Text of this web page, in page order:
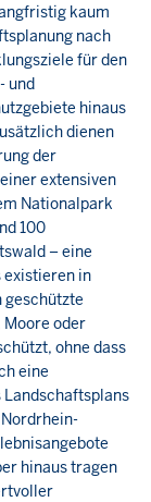
kaum
nach
für den
und
hinaus
dienen
der
extensiven
Nationalpark
100
– eine
existieren in
geschützte
oder
ohne dass
eine
hinaus tragen